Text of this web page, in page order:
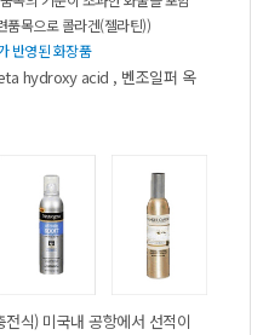
목으로콜라겐(젤라틴))
반영된화장품
벤조일퍼옥
식)미국내공항에서선적이